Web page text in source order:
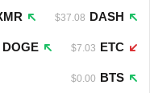
DASH
$37.08
ETC
$7.03
DOGE
BTS
$0.00